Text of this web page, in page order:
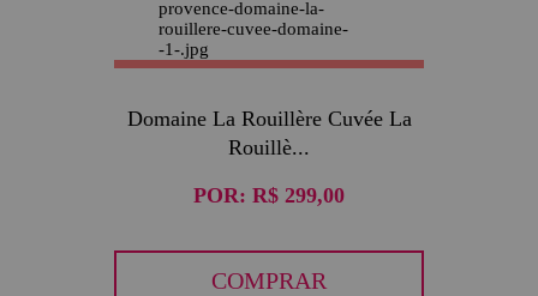
Domaine La Rouillère Cuvée La
Rouillè...
POR: R$ 299,00
COMPRAR